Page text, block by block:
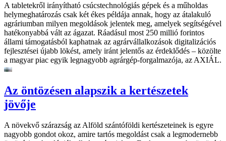
A tabletekről irányítható csúcstechnológiás gépek és a műholdas
helymeghatározás csak két ékes példája annak, hogy az átalakuló
agráriumban milyen megoldások jelentek meg, amelyek segítségével
hatékonyabbá vált az ágazat. Ráadásul most 250 millió forintos
állami támogatásból kaphatnak az agrárvállalkozások digitalizációs
fejlesztései újabb lökést, amely iránt jelentős az érdeklődés – közölte
a magyar piac egyik legnagyobb agrárgép-forgalmazója, az AXIÁL.
Az öntözésen alapszik a kertészetek
jövője
A növekvő szárazság az Alföld szántóföldi kertészeteinek is egyre
nagyobb gondot okoz, amire tartós megoldást csak a legmodernebb